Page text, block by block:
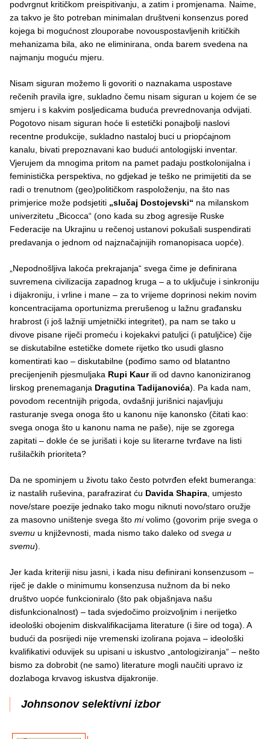
podvrgnut kritičkom preispitivanju, a zatim i promjenama. Naime,
za takvo je što potreban minimalan društveni konsenzus pored
kojega bi mogućnost zlouporabe novouspostavljenih kritičkih
mehanizama bila, ako ne eliminirana, onda barem svedena na
najmanju moguću mjeru.
Nisam siguran možemo li govoriti o naznakama uspostave
rečenih pravila igre, sukladno čemu nisam siguran u kojem će se
smjeru i s kakvim posljedicama buduća prevrednovanja odvijati.
Pogotovo nisam siguran hoće li estetički ponajbolji naslovi
recentne produkcije, sukladno nastaloj buci u priopćajnom
kanalu, bivati prepoznavani kao budući antologijski inventar.
Vjerujem da mnogima pritom na pamet padaju postkolonijalna i
feministička perspektiva, no gdjekad je teško ne primijetiti da se
radi o trenutnom (geo)političkom raspoloženju, na što nas
primjerice može podsjetiti „slučaj Dostojevski“ na milanskom
univerzitetu „Bicocca“ (ono kada su zbog agresije Ruske
Federacije na Ukrajinu u rečenoj ustanovi pokušali suspendirati
predavanja o jednom od najznačajnijih romanopisaca uopće).
„Nepodnošljiva lakoća prekrajanja“ svega čime je definirana
suvremena civilizacija zapadnog kruga – a to uključuje i sinkroniju
i dijakroniju, i vrline i mane – za to vrijeme doprinosi nekim novim
koncentracijama oportunizma prerušenog u lažnu građansku
hrabrost (i još lažniji umjetnički integritet), pa nam se tako u
divove pisane riječi promeću i kojekakvi patuljci (i patuljčice) čije
se diskutabilne estetičke domete rijetko tko usudi glasno
komentirati kao – diskutabilne (pođimo samo od blatantno
precijenjenih pjesmuljaka Rupi Kaurili od davno kanoniziranog
lirskog prenemaganja Dragutina Tadijanovića). Pa kada nam,
povodom recentnijih prigoda, ovdašnji jurišnici najavljuju
rasturanje svega onoga što u kanonu nije kanonsko (čitati kao:
svega onoga što u kanonu nama ne paše), nije se zgorega
zapitati – dokle će se jurišati i koje su literarne tvrđave na listi
rušilačkih prioriteta?
Da ne spominjem u životu tako često potvrđen efekt bumeranga:
iz nastalih ruševina, parafrazirat ću Davida Shapira , umjesto
nove/stare poezije jednako tako mogu niknuti novo/staro oružje
za masovno uništenje svega što mivolimo (govorim prije svega o
svemu u književnosti, mada nismo tako daleko od svega u
svemu).
Jer kada kriteriji nisu jasni, i kada nisu definirani konsenzusom –
riječ je dakle o minimumu konsenzusa nužnom da bi neko
društvo uopće funkcioniralo (što pak objašnjava našu
disfunkcionalnost) – tada svjedočimo proizvoljnim i nerijetko
ideološki obojenim diskvalifikacijama literature (i šire od toga). A
budući da posrijedi nije vremenski izolirana pojava – ideološki
kvalifikativi oduvijek su upisani u iskustvo „antologiziranja“ – nešto
bismo za dobrobit (ne samo) literature mogli naučiti upravo iz
dozlaboga krvavog iskustva dijakronije.
Johnsonov selektivni izbor